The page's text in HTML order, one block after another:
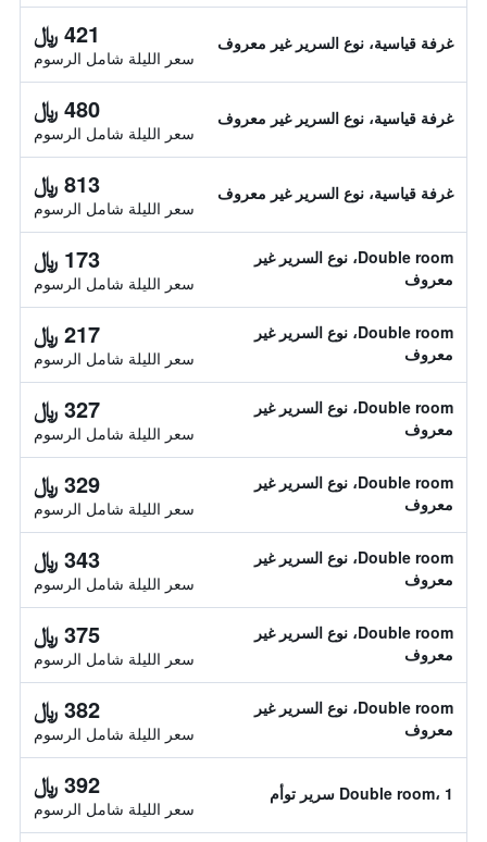
غرفة قياسية، نوع السرير غير معروف 421 ﷼
سعر الليلة شامل الرسوم
غرفة قياسية، نوع السرير غير معروف 480 ﷼
سعر الليلة شامل الرسوم
غرفة قياسية، نوع السرير غير معروف 813 ﷼
سعر الليلة شامل الرسوم
Double room، نوع السرير غير
معروف
173 ﷼
سعر الليلة شامل الرسوم
Double room، نوع السرير غير
معروف
217 ﷼
سعر الليلة شامل الرسوم
Double room، نوع السرير غير
معروف
327 ﷼
سعر الليلة شامل الرسوم
Double room، نوع السرير غير
معروف
329 ﷼
سعر الليلة شامل الرسوم
Double room، نوع السرير غير
معروف
343 ﷼
سعر الليلة شامل الرسوم
Double room، نوع السرير غير
معروف
375 ﷼
سعر الليلة شامل الرسوم
Double room، نوع السرير غير
معروف
382 ﷼
سعر الليلة شامل الرسوم
Double room، 1 سرير توأم 392 ﷼
سعر الليلة شامل الرسوم